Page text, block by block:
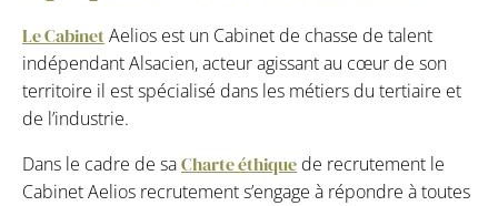
Le Cabinet Aelios est un Cabinet de chasse de talent
indépendant Alsacien, acteur agissant au cœur de son
territoire il est spécialisé dans les métiers du tertiaire et
de l’industrie.
Dans le cadre de saCharte éthique de recrutement le
Cabinet Aelios recrutement s’engage à répondre à toutes